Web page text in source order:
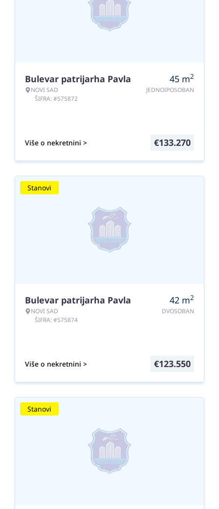
Bulevar patrijarha Pavla
NOVI SAD
ŠIFRA: #575872
45 m2
JEDNOIPOSOBAN
Više o nekretnini > €133.270
Stanovi
Bulevar patrijarha Pavla
NOVI SAD
ŠIFRA: #575874
42 m2
DVOSOBAN
Više o nekretnini > €123.550
Stanovi